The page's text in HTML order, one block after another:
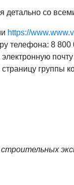
детально со
https://
телефона: 8 800
группы